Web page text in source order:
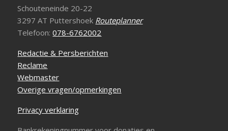
Schouteneinde 20-22
3297 AT Puttershoek Routeplanner
Telefoon:078-6762002
Redactie & Persberichten
Reclame
Webmaster
Overige vragen/opmerkingen
Privacy verklaring